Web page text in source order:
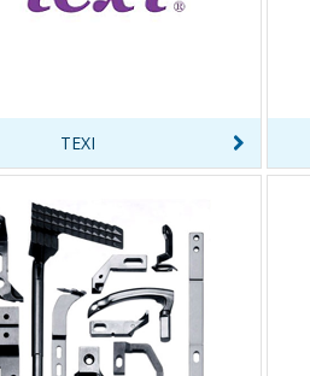
TEXI